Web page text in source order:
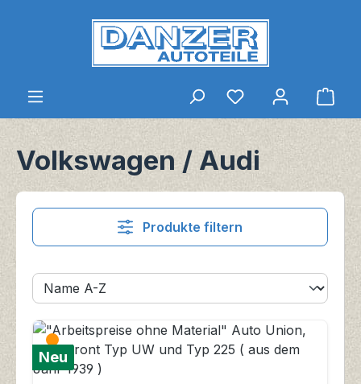
Zum Hauptinhalt springen
Du hast 0
Volkswagen / Audi
Produkte filtern
Neu